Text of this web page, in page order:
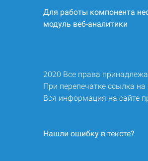
Для работы компонента
модуль веб-аналитики
2020 Все права
При перепечатке ссылка на
Вся информация на сайте
Нашли ошибку в тексте?